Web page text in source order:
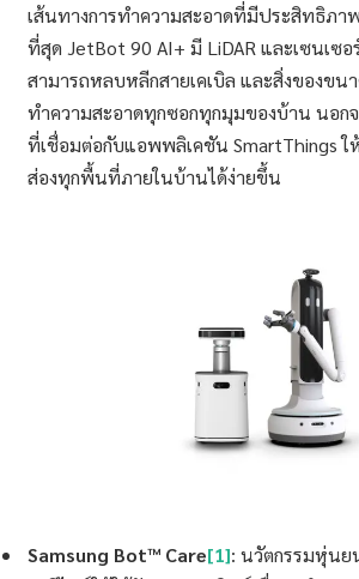
เส้นทางการทำความสะอาดที่มีประสิทธิภา
ที่สุด JetBot 90 AI+ มี LiDAR และเซนเซ
สามารถหลบหลีกสายเคเบิล และสิ่งของขน
ทำความสะอาดทุกซอกทุกมุมของบ้าน นอก
ที่เชื่อมต่อกับแอพพลิเคชัน SmartThings
ส่องทุกพื้นที่ภายในบ้านได้ง่ายขึ้น
Samsung Bot™ Care[1]: นวัตกรรมหุ่นย